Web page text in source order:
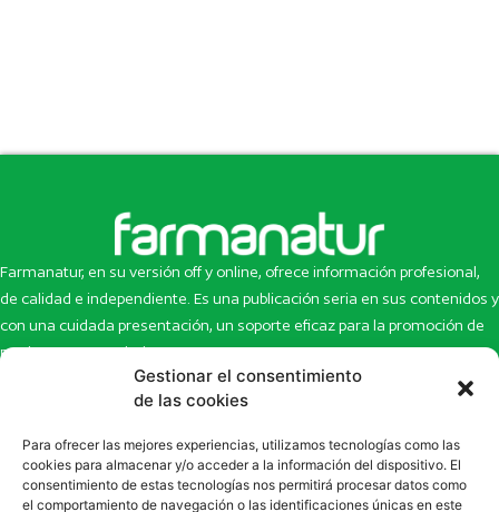
Gestionar el consentimiento
de las cookies
Para ofrecer las mejores experiencias, utilizamos tecnologías como las
cookies para almacenar y/o acceder a la información del dispositivo. El
consentimiento de estas tecnologías nos permitirá procesar datos como
el comportamiento de navegación o las identificaciones únicas en este
Farmanatur, en su versión off y online, ofrece información profesional,
de calidad e independiente. Es una publicación seria en sus contenidos y
con una cuidada presentación, un soporte eficaz para la promoción de
productos y novedades.
Inicio
Newsletter
Eco Multimedia
Contacto
Artículos
Escaparate
Enlaces de interés